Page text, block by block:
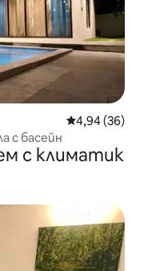
Средна
4,94 (36)
с басейн
с климатик